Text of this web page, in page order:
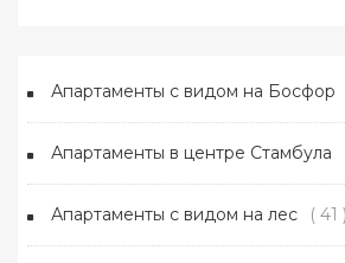
Апартаменты с видом на Босфор
Апартаменты в центре Стамбула
Апартаменты с видом на лес ( 41 )